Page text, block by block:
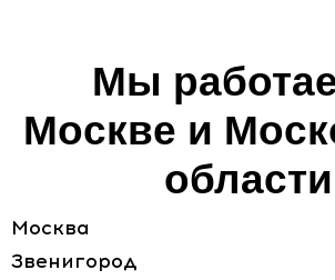
Мы
Москве и
области
Москва
Звенигород